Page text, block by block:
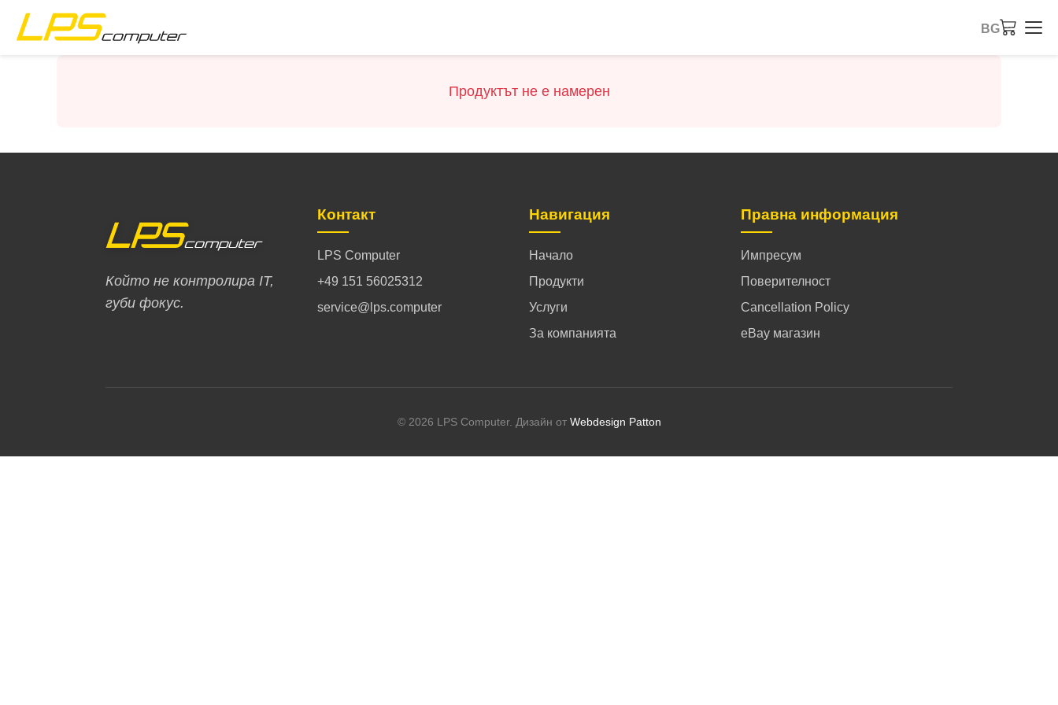
BG
Продуктът не е намерен
Който не контролира IT,
губи фокус.
Контакт
LPS Computer
+49 151 56025312
service@lps.computer
Навигация
Начало
Продукти
Услуги
За компанията
Правна информация
Импресум
Поверителност
Cancellation Policy
eBay магазин
© 2026 LPS Computer. Дизайн от Webdesign Patton